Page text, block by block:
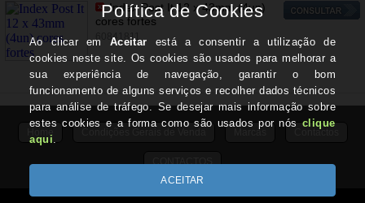
Index Post It 12 x 43mm (4un)
cores fortes
60841811
Home Marcas Contactos
CONTACTOS